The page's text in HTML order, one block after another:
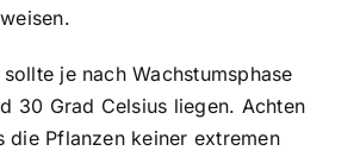
je nach Wachstumsphase
30 Grad Celsius liegen. Achten
die Pflanzen keiner extremen